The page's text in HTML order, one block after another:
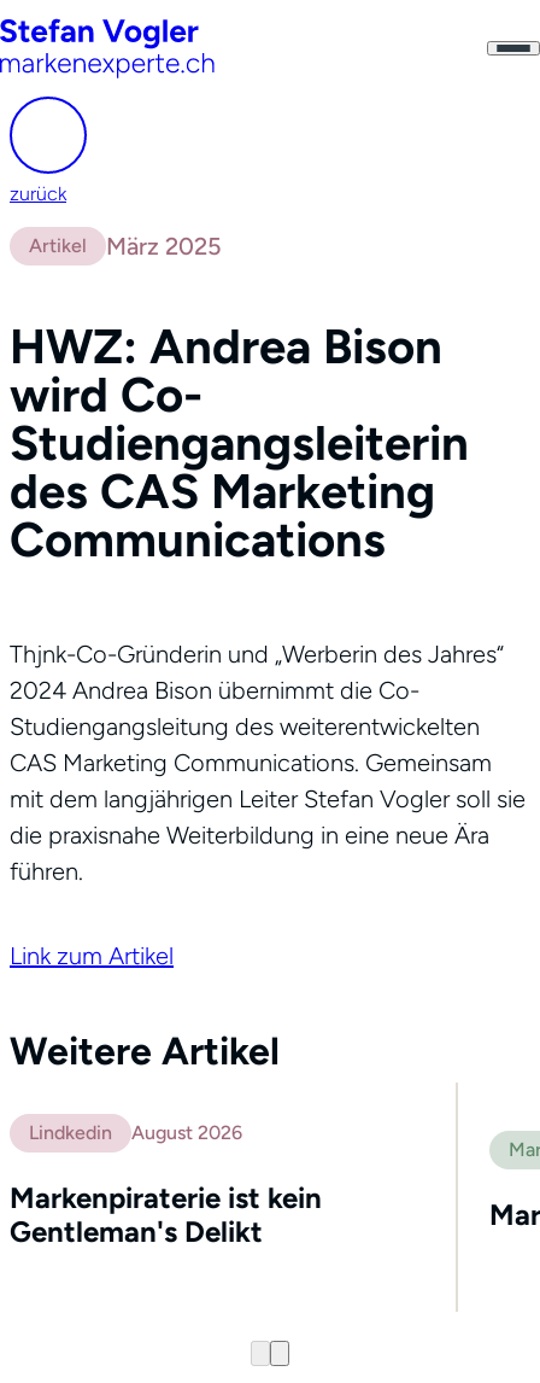
zurück
Artikel März 2025
HWZ: Andrea Bison
wird Co-
Studiengangsleiterin
des CAS Marketing
Communications
Thjnk-Co-Gründerin und „Werberin des Jahres“
2024 Andrea Bison übernimmt die Co-
Studiengangsleitung des weiterentwickelten
CAS Marketing Communications. Gemeinsam
mit dem langjährigen Leiter Stefan Vogler soll sie
die praxisnahe Weiterbildung in eine neue Ära
führen.
Link zum Artikel
Weitere Artikel
Lindkedin August 2026
Markenpiraterie ist kein
Gentleman's Delikt